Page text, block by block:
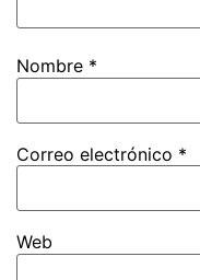
Nombre *
Correo electrónico *
Web